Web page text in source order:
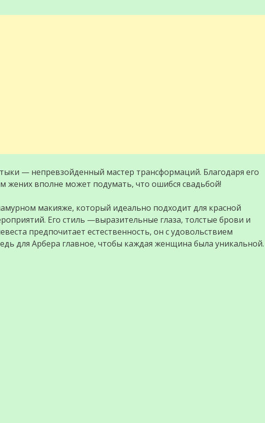
— непревзойденный мастер трансформаций. Благодаря его
вполне может подумать, что ошибся свадьбой!
макияже, который идеально подходит для красной
Его стиль —выразительные глаза, толстые брови и
предпочитает естественность, он с удовольствием
для Арбера главное, чтобы каждая женщина была уникальной.